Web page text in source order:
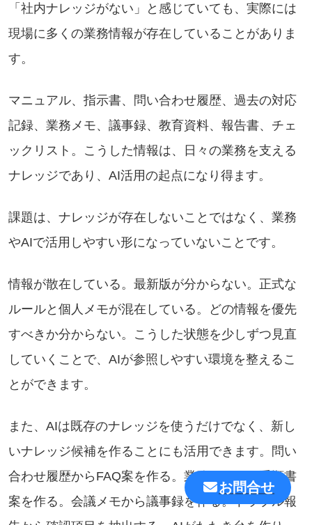
「社内ナレッジがない」と感じていても、実際には
現場に多くの業務情報が存在していることがありま
す。
マニュアル、指示書、問い合わせ履歴、過去の対応
記録、業務メモ、議事録、教育資料、報告書、チェ
ックリスト。こうした情報は、日々の業務を支える
ナレッジであり、AI活用の起点になり得ます。
課題は、ナレッジが存在しないことではなく、業務
やAIで活用しやすい形になっていないことです。
情報が散在している。最新版が分からない。正式な
ルールと個人メモが混在している。どの情報を優先
すべきか分からない。こうした状態を少しずつ見直
していくことで、AIが参照しやすい環境を整えるこ
とができます。
また、AIは既存のナレッジを使うだけでなく、新し
いナレッジ候補を作ることにも活用できます。問い
合わせ履歴からFAQ案を作る。業務メモから手順書
案を作る。会議メモから議事録を作る。トラブル報
お問合せ